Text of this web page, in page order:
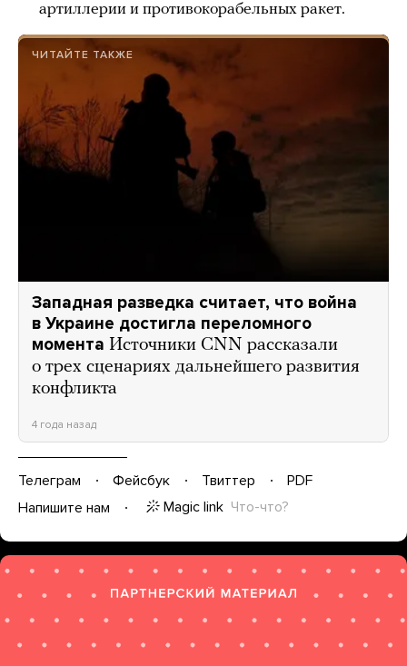
артиллерии и противокорабельных ракет.
ЧИТАЙТЕ ТАКЖЕ
Западная разведка считает, что война
в Украине достигла переломного
момента Источники CNN рассказали
о трех сценариях дальнейшего развития
конфликта
4 года назад
Телеграм Фейсбук Твиттер
PDF
Напишите нам
Magic link Что-что?